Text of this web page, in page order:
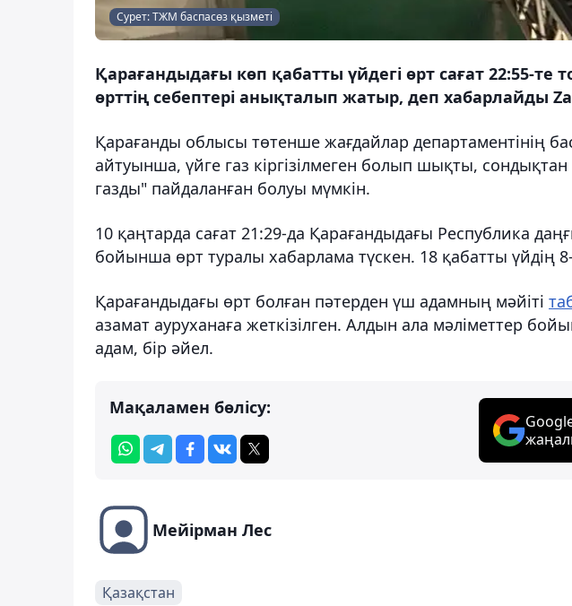
Сурет: ТЖМ баспасөз қызметі
Қарағандыдағы көп қабатты үйдегі өрт сағат 22:55-те
өрттің себептері анықталып жатыр, деп хабарлайды
Қарағанды облысы төтенше жағдайлар департаментінің
айтуынша, үйге газ кіргізілмеген болып шықты,
газды" пайдаланған болуы мүмкін.
10 қаңтарда сағат 21:29-да Қарағандыдағы Республика
бойынша өрт туралы хабарлама түскен. 18 қабатты үйдің
Қарағандыдағы өрт болған пәтерден үш адамның мәйіті
азамат ауруханаға жеткізілген. Алдын ала мәліметтер
адам, бір әйел.
Мақаламен бөлісу:
Мейірман Лес
Қазақстан